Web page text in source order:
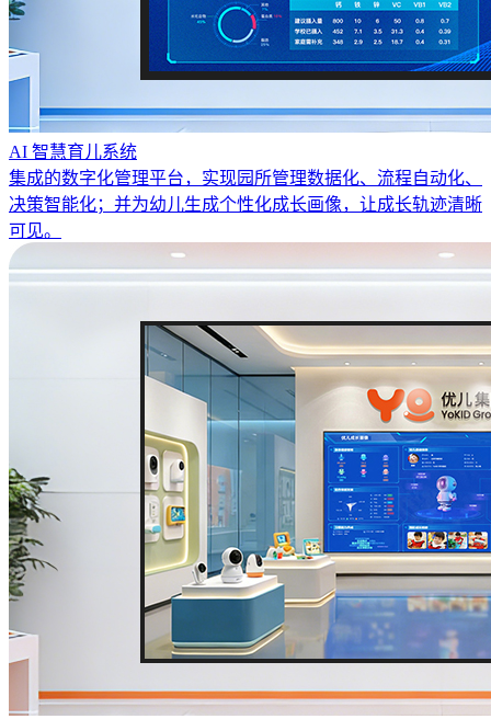
AI 智慧育儿系统
集成的数字化管理平台，实现园所管理数据化、流程自动化、
决策智能化；并为幼儿生成个性化成长画像，让成长轨迹清晰
可见。